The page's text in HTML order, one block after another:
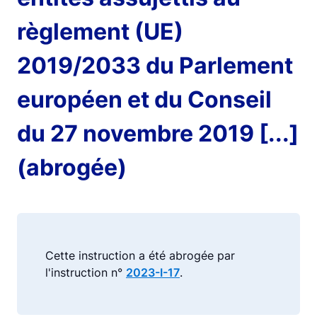
règlement (UE)
2019/2033 du Parlement
européen et du Conseil
du 27 novembre 2019 [...]
(abrogée)
Cette instruction a été abrogée par
l'instruction n° 2023-I-17.